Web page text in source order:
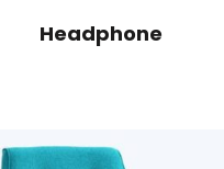
Headphone